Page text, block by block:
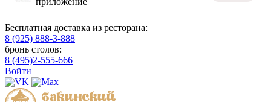
Бесплатная доставка из ресторана:
8 (925) 888-3-888
бронь столов:
8 (495)2-555-666
Войти